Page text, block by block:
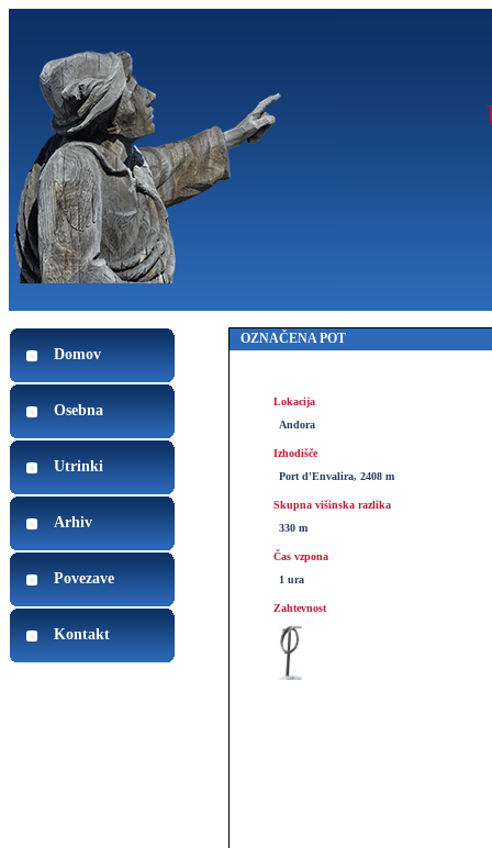
Domov
Osebna
Utrinki
Arhiv
Povezave
Kontakt
OZNAČENA POT
Lokacija
Andora
Izhodišče
Port d'Envalira, 2408 m
Skupna višinska razlika
330 m
Čas vzpona
1 ura
Zahtevnost